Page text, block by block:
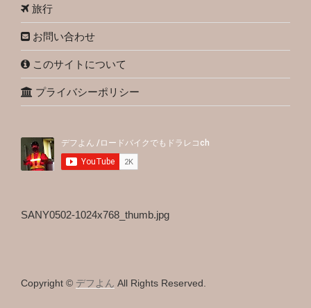
旅行
お問い合わせ
このサイトについて
プライバシーポリシー
SANY0502-1024x768_thumb.jpg
Copyright © デフよん All Rights Reserved.